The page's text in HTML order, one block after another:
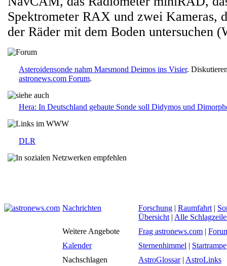
Spektrometer RAX und zwei Kameras,
der Räder mit dem Boden untersuchen
Asteroidensonde nahm Marsmond Deimos ins Visier.
astronews.com Forum.
Hera: In Deutschland gebaute Sonde soll Didymos und
DLR
Nachrichten Forschung | Raumfahrt |
Übersicht | Alle
Weitere Angebote
Frag astronews.com |
Kalender
Sternenhimmel | Startrampe
Nachschlagen
AstroGlossar| AstroLinks